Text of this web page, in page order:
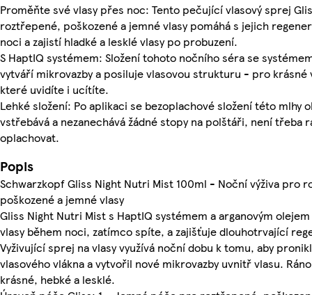
Proměňte své vlasy přes noc: Tento pečující vlasový sprej
roztřepené, poškozené a jemné vlasy pomáhá s jejich
noci a zajistí hladké a lesklé vlasy po probuzení.
S HaptIQ systémem: Složení tohoto nočního séra se
vytváří mikrovazby a posiluje vlasovou strukturu - pro krásné
které uvidíte i ucítíte.
Lehké složení: Po aplikaci se bezoplachové složení této mlhy
vstřebává a nezanechává žádné stopy na polštáři, není třeba
oplachovat.
Popis
Schwarzkopf Gliss Night Nutri Mist 100ml - Noční výživa pro
poškozené a jemné vlasy
Gliss Night Nutri Mist s HaptIQ systémem a arganovým
vlasy během noci, zatímco spíte, a zajišťuje dlouhotrvající
Vyživující sprej na vlasy využívá noční dobu k tomu, aby
vlasového vlákna a vytvořil nové mikrovazby uvnitř vlasu.
krásné, hebké a lesklé.